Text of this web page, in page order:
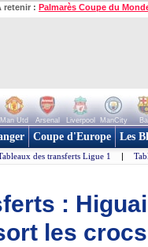
retenir : Palmarès Coupe du
Man Utd Arsenal Liverpool ManCity
Coupe d'Europe Les
des transferts Ligue 1 |
:
les